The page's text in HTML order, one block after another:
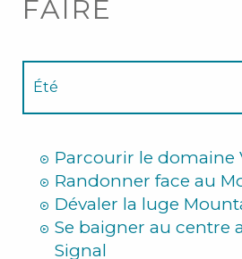
FAIRE
Été
Parcourir le domaine
Randonner face au
Dévaler la luge
Se baigner au centre
Signal